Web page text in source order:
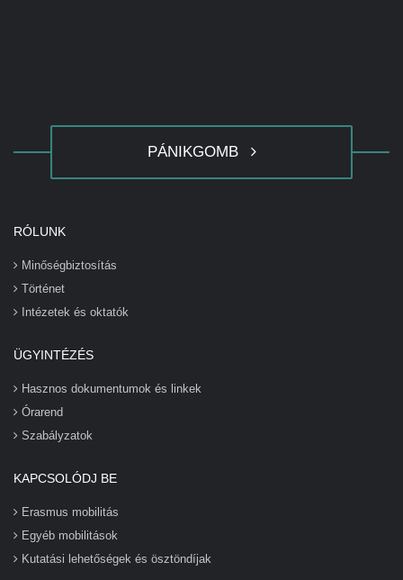
PÁNIKGOMB
RÓLUNK
Minőségbiztosítás
Történet
Intézetek és oktatók
ÜGYINTÉZÉS
Hasznos dokumentumok és linkek
Órarend
Szabályzatok
KAPCSOLÓDJ BE
Erasmus mobilitás
Egyéb mobilitások
Kutatási lehetőségek és ösztöndíjak